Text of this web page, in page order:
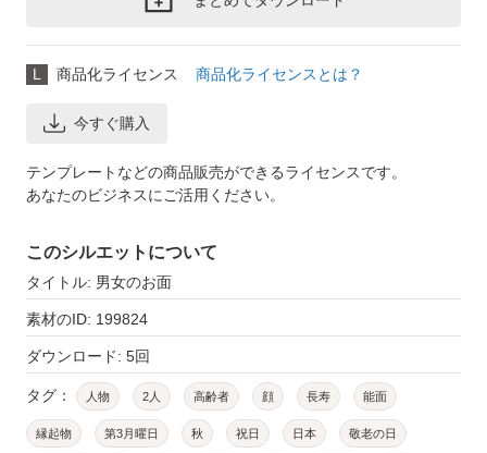
L 商品化ライセンス 商品化ライセンスとは？
今すぐ購入
テンプレートなどの商品販売ができるライセンスです。
あなたのビジネスにご活用ください。
このシルエットについて
タイトル: 男女のお面
素材のID: 199824
ダウンロード: 5回
タグ： 人物 2人 高齢者 顔 長寿 能面
縁起物 第3月曜日 秋 祝日 日本 敬老の日